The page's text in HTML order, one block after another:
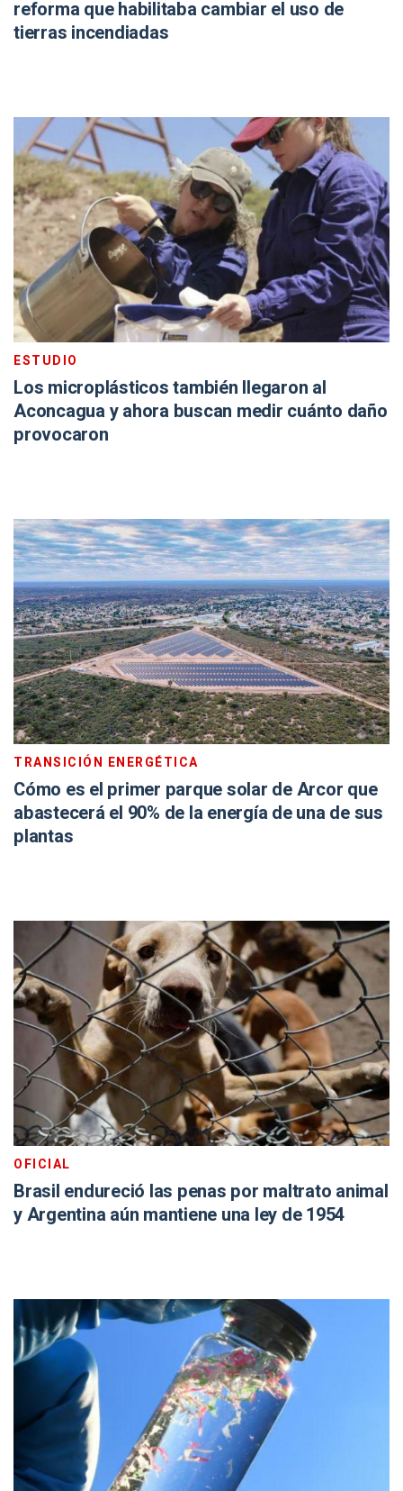
reforma que habilitaba cambiar el uso de
tierras incendiadas
ESTUDIO
Los microplásticos también llegaron al
Aconcagua y ahora buscan medir cuánto daño
provocaron
TRANSICIÓN ENERGÉTICA
Cómo es el primer parque solar de Arcor que
abastecerá el 90% de la energía de una de sus
plantas
OFICIAL
Brasil endureció las penas por maltrato animal
y Argentina aún mantiene una ley de 1954